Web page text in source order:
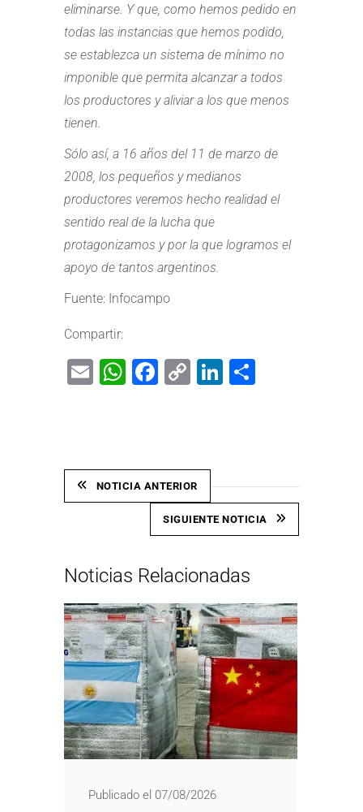
eliminarse. Y que, como hemos pedido en
todas las instancias que hemos podido,
se establezca un sistema de mínimo no
imponible que permita alcanzar a todos
los productores y aliviar a los que menos
tienen.
Sólo así, a 16 años del 11 de marzo de
2008, los pequeños y medianos
productores veremos hecho realidad el
sentido real de la lucha que
protagonizamos y por la que logramos el
apoyo de tantos argentinos.
Fuente: Infocampo
Compartir:
EmailWhatsApp
Facebook
CopyLinkedIn
NOTICIA ANTERIOR
SIGUIENTE NOTICIA
Noticias Relacionadas
Publicado el 07/08/2026